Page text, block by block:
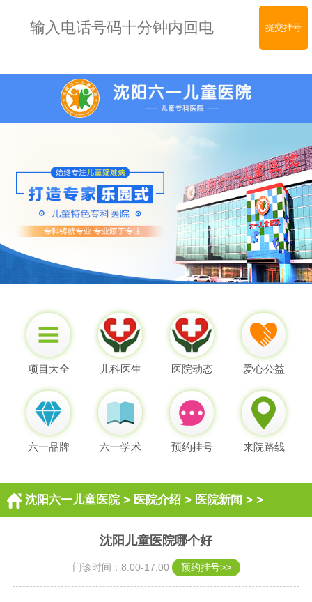
项目大全 儿科医生 医院动态 爱心公益
六一品牌 六一学术 预约挂号 来院路线
沈阳六一儿童医院> 医院介绍> 医院新闻 > >
沈阳儿童医院哪个好
门诊时间：8:00-17:00 预约挂号>>